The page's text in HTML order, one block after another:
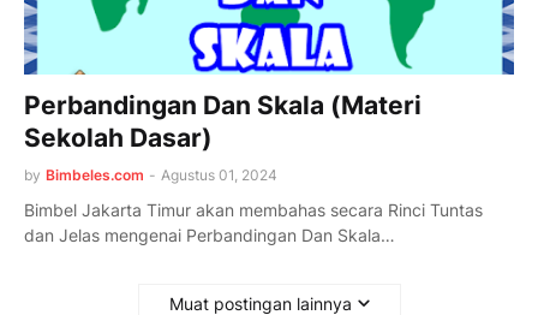
Perbandingan Dan Skala (Materi
Sekolah Dasar)
by Bimbeles.com - Agustus 01, 2024
Bimbel Jakarta Timur akan membahas secara Rinci Tuntas
dan Jelas mengenai Perbandingan Dan Skala…
Muat postingan lainnya